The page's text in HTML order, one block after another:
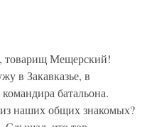
Мещерский!
в Закавказье, в
батальона.
наших общих знакомых?